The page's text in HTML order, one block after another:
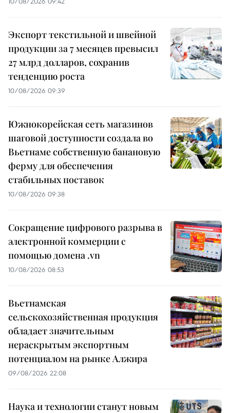
Экспорт текстильной и швейной
продукции за 7 месяцев превысил
27 млрд долларов, сохранив
тенденцию роста
10/08/2026 09:39
Южнокорейская сеть магазинов
шаговой доступности создала во
Вьетнаме собственную банановую
ферму для обеспечения
стабильных поставок
10/08/2026 09:38
Сокращение цифрового разрыва в
электронной коммерции с
помощью домена .vn
10/08/2026 08:53
Вьетнамская
сельскохозяйственная продукция
обладает значительным
нераскрытым экспортным
потенциалом на рынке Алжира
09/08/2026 22:08
Наука и технологии станут новым